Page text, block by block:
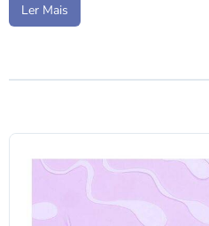
Ler Mais